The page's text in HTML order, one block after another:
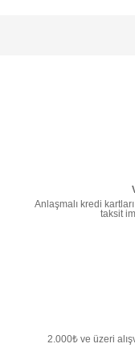
Anlaşmalı kredi
taksit
2.000₺ ve üzeri